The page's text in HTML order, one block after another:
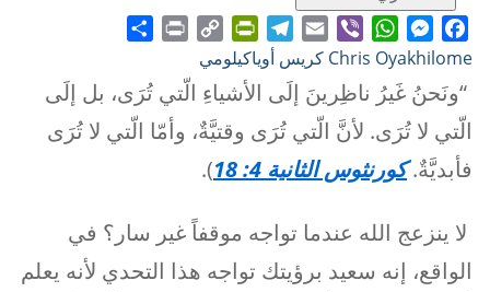
Facebook
Messenger
WhatsApp
Viber
Email
Telegram
PrintFriendly
Copy
Link
Chris Oyakhilome كريس أوياكيلومي
“ونَحنُ غَيرُ ناظِرينَ إلَى الأشياءِ الّتي تُرَى، بل إلَى
الّتي لا تُرَى. لأنَّ الّتي تُرَى وقتيَّةٌ، وأمّا الّتي لا تُرَى
فأبديَّةٌ.كورنثوس الثانية 4: 18 ).
لا ينزعج الله عندما تواجه موقفاً غير سار؟ في
الواقع، إنه سعيد برؤيتك تواجه هذا التحدي لأنه يعلم